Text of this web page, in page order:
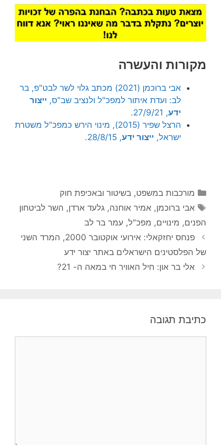
מקורות והעשרה
אבי ברוכמן (2021) מכתב גלוי לשר לבט"פ, בר
לב: ועדת איתור למפכ"ל ולנציב שב"ס, ייצור
ידע, 27/9/21.
הרצל שפיר (2015), מינוי הירש כמפכ"ל משטרת
ישראל, ייצור ידע, 28/8/15.
קטגוריות
מורכבות במשפט, בשיטור ובאכיפת חוק
תגיות
אבי ברוכמן, אמיר אוחנה,גלעד ארדן, השר לביטחון
הפנים, מינויים, מפכ"ל, עמר בר לב
פנחס יחזקאלי: אירועי אוקטובר 2000, המרד השני
של הפלסטינים הישראלים באתר יצור ידע
אלי בר און: חיל האוויר חי במאה ה- 21?
כתיבת תגובה